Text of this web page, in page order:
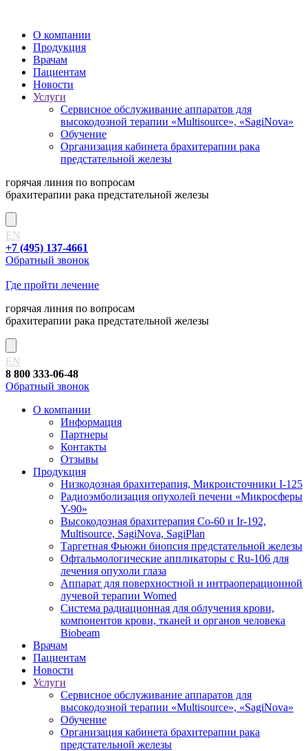
О компании
Продукция
Врачам
Пациентам
Новости
Услуги
Сервисное обслуживание аппаратов для
высокодозной терапии «Multisource», «SagiNova»
Обучение
Организация кабинета брахитерапии рака
предстательной железы
горячая линия по вопросам
брахитерапии рака предстательной железы
EN
+7 (495) 137-4661
Обратный звонок
Где пройти лечение
горячая линия по вопросам
брахитерапии рака предстательной железы
EN
8 800 333-06-48
Обратный звонок
О компании
Информация
Партнеры
Контакты
Отзывы
Продукция
Низкодозная брахитерапия, Микроисточники I-125
Радиоэмболизация опухолей печени «Микросферы
Y-90»
Высокодозная брахитерапия Co-60 и Ir-192,
Multisource, SagiNova, SagiPlan
Таргетная Фьюжн биопсия предстательной железы
Офтальмологические аппликаторы с Ru-106 для
лечения опухоли глаза
Аппарат для поверхностной и интраоперационной
лучевой терапии Womed
Система радиационная для облучения крови,
компонентов крови, тканей и органов человека
Biobeam
Врачам
Пациентам
Новости
Услуги
Сервисное обслуживание аппаратов для
высокодозной терапии «Multisource», «SagiNova»
Обучение
Организация кабинета брахитерапии рака
предстательной железы